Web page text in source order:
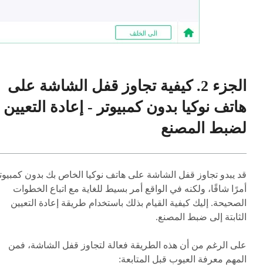
الجزء 2. كيفية تجاوز قفل الشاشة على
هاتف نوكيا بدون كمبيوتر - إعادة التعيين
لضبط المصنع
قد يبدو تجاوز قفل الشاشة على هاتف نوكيا الخاص بك بدون
أمرًا شاقًا، ولكنه في الواقع أمر بسيط للغاية مع اتباع الخطوات
الصحيحة. إليك كيفية القيام بذلك باستخدام طريقة إعادة التعيين
الثابتة إلى ضبط المصنع.
على الرغم من أن هذه الطريقة فعالة لتجاوز قفل الشاشة، فمن
المهم معرفة العيوب قبل المتابعة: